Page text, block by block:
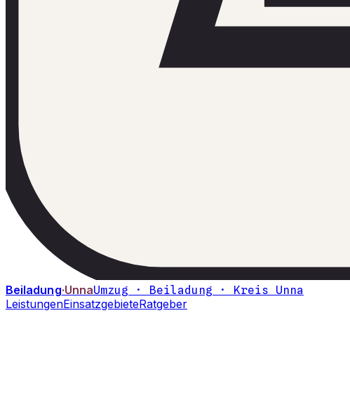
Beiladung·UnnaUmzug · Beiladung · Kreis Unna
LeistungenEinsatzgebieteRatgeber